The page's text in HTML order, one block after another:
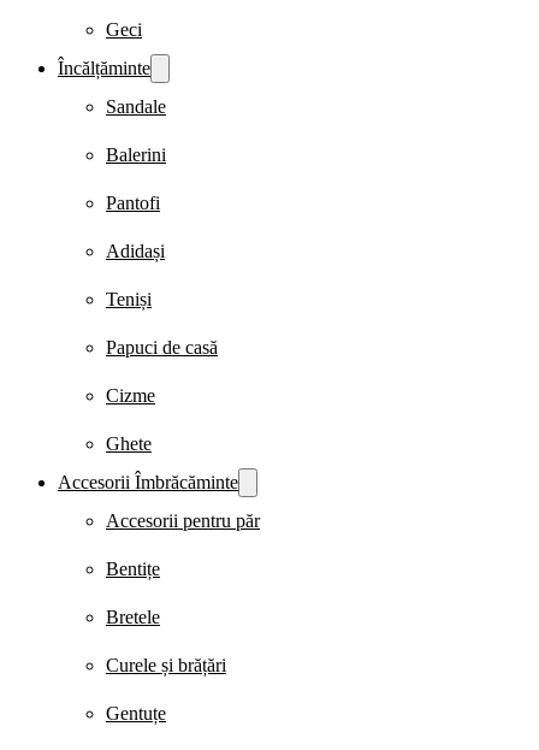
Geci
Încălțăminte
Sandale
Balerini
Pantofi
Adidași
Teniși
Papuci de casă
Cizme
Ghete
Accesorii Îmbrăcăminte
Accesorii pentru păr
Bentițe
Bretele
Curele și brățări
Gentuțe